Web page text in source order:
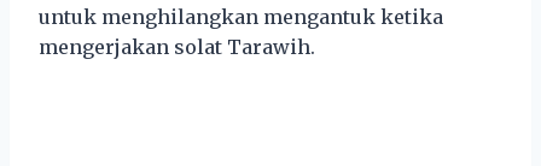
untuk menghilangkan mengantuk ketika
mengerjakan solat Tarawih.